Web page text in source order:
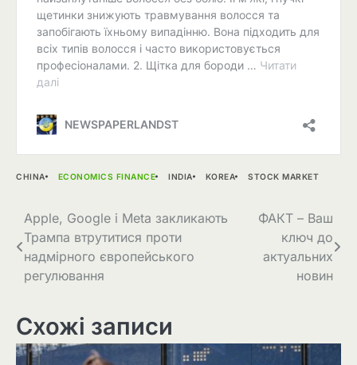
CHINA ECONOMICS FINANCE INDIA KOREA STOCK MARKET
Навігація
записів
Apple, Google і Meta закликають
Трампа втрутитися проти
надмірного європейського
регулювання
ФАКТ – Ваш
ключ до
актуальних
новин
Схожі записи